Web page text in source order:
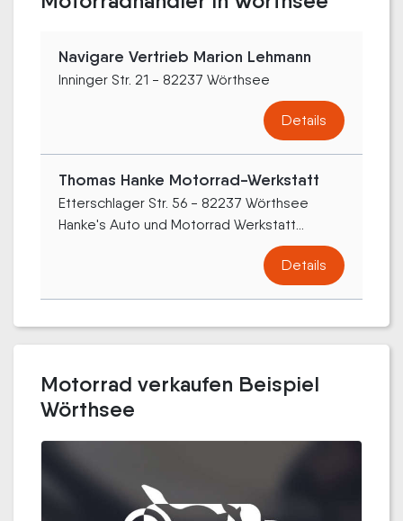
Navigare Vertrieb Marion Lehmann
Inninger Str. 21 - 82237 Wörthsee
Details
Thomas Hanke Motorrad-Werkstatt
Etterschlager Str. 56 - 82237 Wörthsee
Hanke's Auto und Motorrad Werkstatt...
Details
Motorrad verkaufen Beispiel
Wörthsee